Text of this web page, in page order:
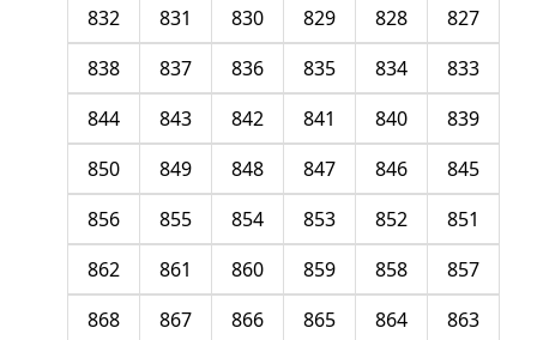
827
828
829
830
831
832
833
834
835
836
837
838
839
840
841
842
843
844
845
846
847
848
849
850
851
852
853
854
855
856
857
858
859
860
861
862
863
864
865
866
867
868